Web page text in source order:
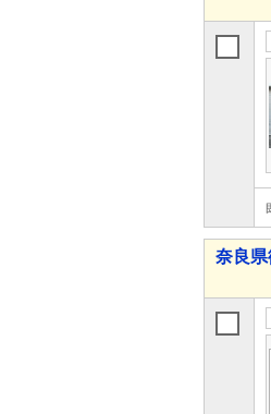
奈良